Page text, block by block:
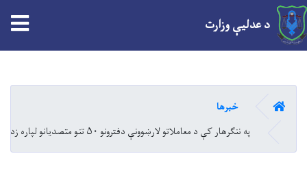
د عدلیې وزارت
کور
خبرها
په ننګرهار کې د معاملاتو لارښوونې دفترونو ۵۰ تنو متصدیانو لپاره زده کړه ییزه برنامه جوړه شوه